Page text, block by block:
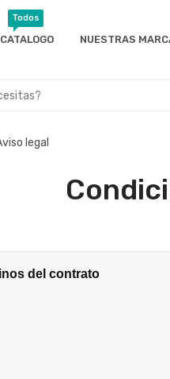
Todos
CATALOGO NUESTRAS
legal
del contrato